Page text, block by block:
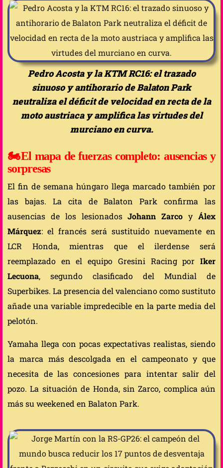
Pedro Acosta y la KTM RC16: el trazado
sinuoso y antihorario de Balaton Park
neutraliza el déficit de velocidad en recta de la
moto austriaca y amplifica las virtudes del
murciano en curva.
🏍️El mapa de fuerzas completo: ausencias y
sorpresas
El fin de semana húngaro llega marcado también por
las bajas. La cita de Balaton Park confirma las
ausencias de los lesionadosJohann Zarco yÁlex
Márquez: el francés será sustituido nuevamente en
LCR Honda, mientras que el ilerdense será
reemplazado en el equipo Gresini Racing por Iker
Lecuona, segundo clasificado del Mundial de
Superbikes. La presencia del valenciano como sustituto
añade una variable impredecible en la parte media del
pelotón.
Yamaha llega con pocas expectativas realistas, siendo
la marca más descolgada en el campeonato y que
necesita de las concesiones para intentar salir del
pozo. La situación de Honda, sin Zarco, complica aún
más su weekened en Balaton Park.